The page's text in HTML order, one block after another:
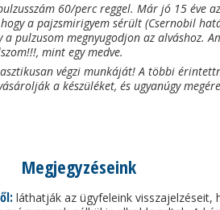
60/perc reggel. Már jó 15 éve
a pajzsmirigyem sérült (Csernobil
pulzusom megnyugodjon az alváshoz.
mint egy medve.
végzi munkáját! A többi
a készüléket, és ugyanúgy
Megjegyzéseink
láthatják az ügyfeleink visszajelzéseit,